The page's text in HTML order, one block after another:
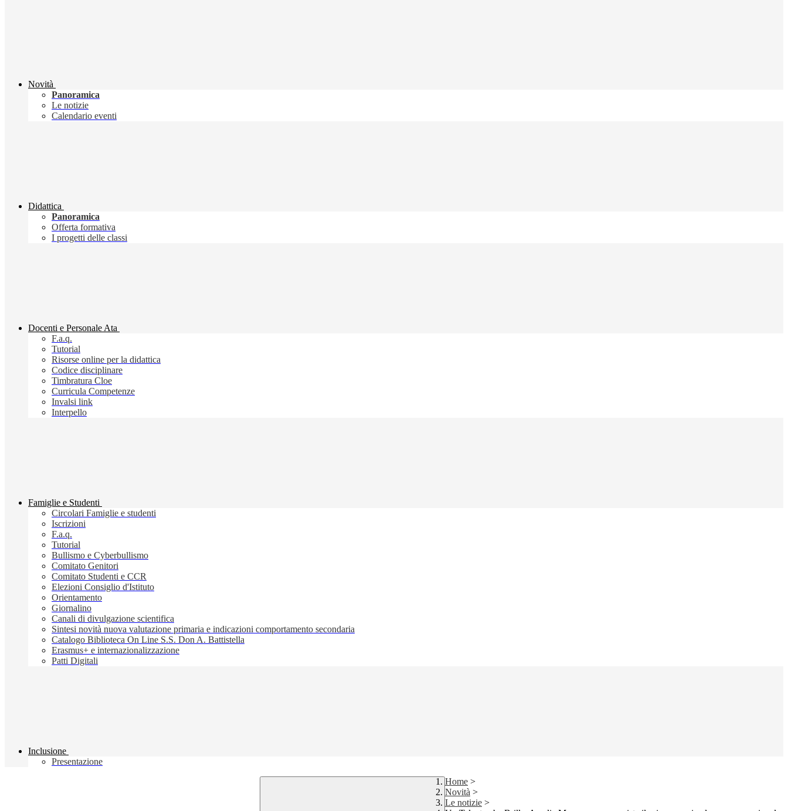
Novità
Panoramica
Le notizie
Calendario eventi
Didattica
Panoramica
Offerta formativa
I progetti delle classi
Docenti e Personale Ata
F.a.q.
Tutorial
Risorse online per la didattica
Codice disciplinare
Timbratura Cloe
Curricula Competenze
Invalsi link
Interpello
Famiglie e Studenti
Circolari Famiglie e studenti
Iscrizioni
F.a.q.
Tutorial
Bullismo e Cyberbullismo
Comitato Genitori
Comitato Studenti e CCR
Elezioni Consiglio d'Istituto
Orientamento
Giornalino
Canali di divulgazione scientifica
Sintesi novità nuova valutazione primaria e indicazioni comportamento secondaria
Catalogo Biblioteca On Line S.S. Don A. Battistella
Erasmus+ e internazionalizzazione
Patti Digitali
Inclusione
Presentazione
Home >
Novità >
Le notizie >